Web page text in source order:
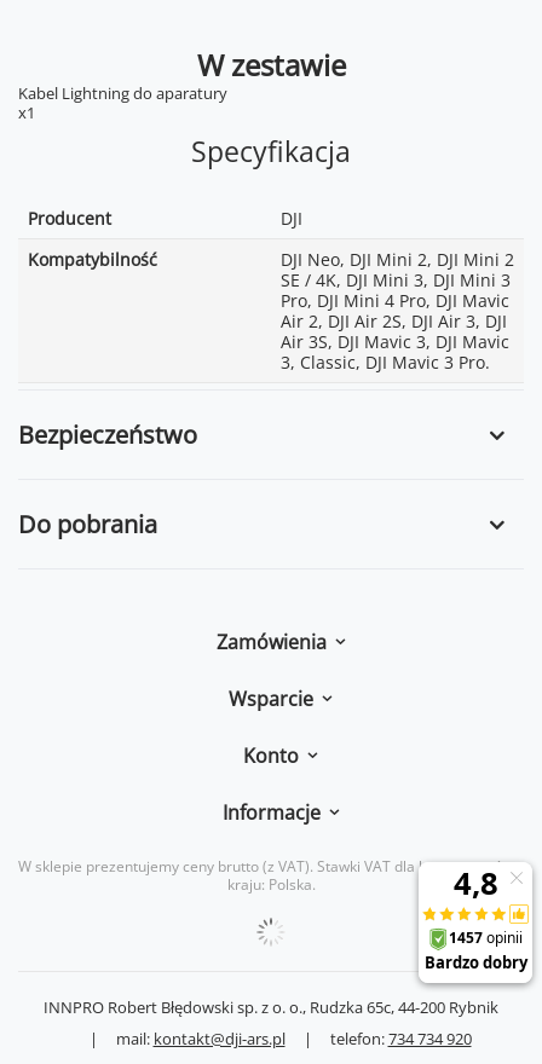
W zestawie
Kabel Lightning do aparatury
x1
Specyfikacja
Producent
DJI
Kompatybilność
DJI Neo, DJI Mini 2, DJI Mini 2
SE / 4K, DJI Mini 3, DJI Mini 3
Pro, DJI Mini 4 Pro, DJI Mavic
Air 2, DJI Air 2S, DJI Air 3, DJI
Air 3S, DJI Mavic 3, DJI Mavic
3, Classic, DJI Mavic 3 Pro.
Bezpieczeństwo
Do pobrania
Zamówienia
Wsparcie
Konto
Informacje
W sklepie prezentujemy ceny brutto (z VAT). Stawki VAT dla konsumentów z
kraju: Polska.
INNPRO Robert Błędowski sp. z o. o., Rudzka 65c,44-200 Rybnik
|
mail: kontakt@dji-ars.pl | telefon:734 734 920